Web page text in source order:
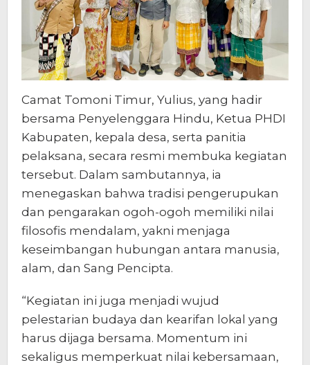
Camat Tomoni Timur, Yulius, yang hadir
bersama Penyelenggara Hindu, Ketua PHDI
Kabupaten, kepala desa, serta panitia
pelaksana, secara resmi membuka kegiatan
tersebut. Dalam sambutannya, ia
menegaskan bahwa tradisi pengerupukan
dan pengarakan ogoh-ogoh memiliki nilai
filosofis mendalam, yakni menjaga
keseimbangan hubungan antara manusia,
alam, dan Sang Pencipta.
“Kegiatan ini juga menjadi wujud
pelestarian budaya dan kearifan lokal yang
harus dijaga bersama. Momentum ini
sekaligus memperkuat nilai kebersamaan,